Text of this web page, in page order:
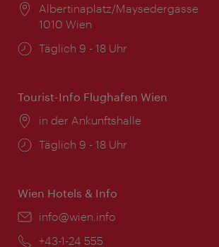
Ort:
Albertinaplatz/Maysedergasse
1010 Wien
Öffnungszeiten:
Täglich 9 - 18 Uhr
Tourist-Info Flughafen Wien
Ort:
in der Ankunftshalle
Öffnungszeiten:
Täglich 9 - 18 Uhr
Wien Hotels & Info
Email:
info@wien.info
Telefon:
+43-1-24 555